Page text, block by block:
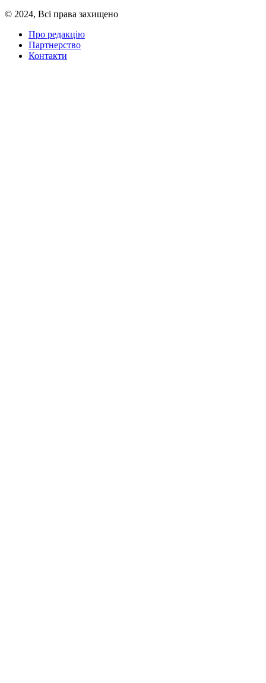
© 2024, Всі права захищено
Про редакцію
Партнерство
Контакти